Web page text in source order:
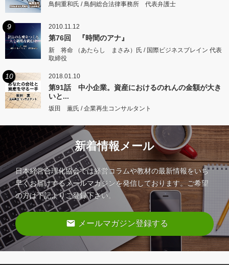
鳥飼重和氏 / 鳥飼総合法律事務所 代表弁護士
9 2010.11.12
第76回 『時間のアナ』
新 将命 （あたらし まさみ）氏 / 国際ビジネスブレイン 代表
取締役
10 2018.01.10
第91話 中小企業。資産におけるのれんの金額が大き
いと...
坂田 薫氏 / 企業再生コンサルタント
新着情報メール
日本経営合理化協会では経営コラムや教材の最新情報をいち
早くお届けするメールマガジンを発信しております。ご希望
の方は下記よりご登録下さい。
email メールマガジン登録する